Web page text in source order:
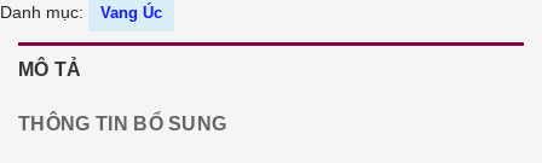
Danh mục: Vang Úc
MÔ TẢ
THÔNG TIN BỔ SUNG